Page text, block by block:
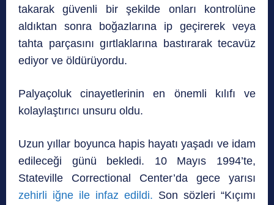
takarak güvenli bir şekilde onları kontrolüne
aldıktan sonra boğazlarına ip geçirerek veya
tahta parçasını gırtlaklarına bastırarak tecavüz
ediyor ve öldürüyordu.
Palyaçoluk cinayetlerinin en önemli kılıfı ve
kolaylaştırıcı unsuru oldu.
Uzun yıllar boyunca hapis hayatı yaşadı ve idam
edileceği günü bekledi. 10 Mayıs 1994’te,
Stateville Correctional Center’da gece yarısı
zehirli iğne ile infaz edildi. Son sözleri “Kıçımı